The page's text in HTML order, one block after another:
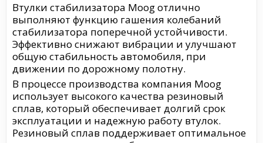
Втулки стабилизатора Moog отлично
выполняют функцию гашения колебаний
стабилизатора поперечной устойчивости.
Эффективно снижают вибрации и улучшают
общую стабильность автомобиля, при
движении по дорожному полотну.
В процессе производства компания Moog
использует высокого качества резиновый
сплав, который обеспечивает долгий срок
эксплуатации и надежную работу втулок.
Резиновый сплав поддерживает оптимальное